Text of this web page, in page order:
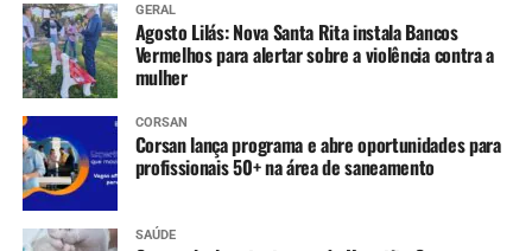
GERAL
Agosto Lilás: Nova Santa Rita instala Bancos
Vermelhos para alertar sobre a violência contra a
mulher
CORSAN
Corsan lança programa e abre oportunidades para
profissionais 50+ na área de saneamento
SAÚDE